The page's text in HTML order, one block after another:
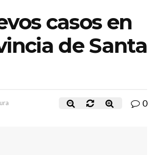
casos en
de Santa
0